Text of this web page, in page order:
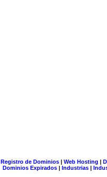
Registro de Dominios| Web Hosting |
Dominios Expirados | Industrias |